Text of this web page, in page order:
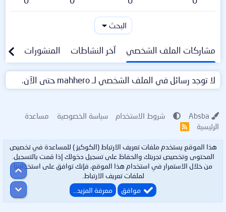
البحث
مشاركات الملف الشخصي آخر النشاطات المنشورات
لا توجد رسائل في الملف الشخصي لـ mahhero حتى الآن.
شروط الاستخدام سياسة الخصوصية
مساعدة
الرئيسية
R
هذا الموقع يستخدم ملفات تعريف الارتباط (الكوكيز ) للمساعدة في تخصيص
المحتوى وتخصيص تجربتك والحفاظ على تسجيل دخولك إذا قمت بالتسجيل.
من خلال الاستمرار في استخدام هذا الموقع، فإنك توافق على استخدامنا
لملفات تعريف الارتباط.
موافق
معرفة المزيد…
أعلى